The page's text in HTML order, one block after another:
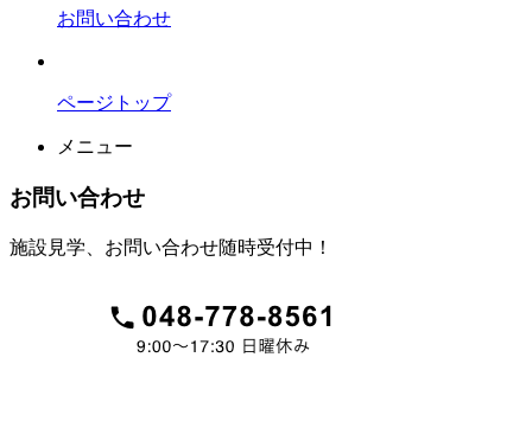
お問い合わせ
ページトップ
メニュー
お問い合わせ
施設見学、お問い合わせ随時受付中！